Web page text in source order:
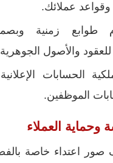
وقواعد عملائك.
طوابع زمنية
الحسابات الإعلانية
الموظفين.
وحماية العملاء
اعتداء خاصة